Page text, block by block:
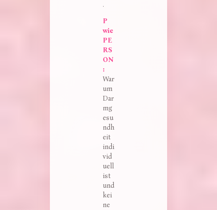
.
P
wie
PE
RS
ON
:
War
um
Dar
mg
esu
ndh
eit
indi
vid
uell
ist
und
kei
ne